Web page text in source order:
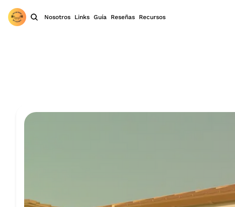
Nosotros Links Guía Reseñas Recursos